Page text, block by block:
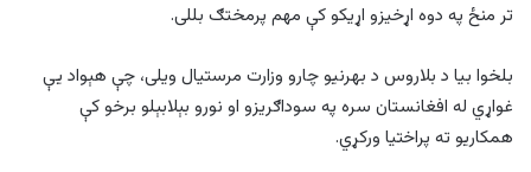
تر منځ په دوه اړخیزو اړیکو کې مهم پرمختګ بللی.
بلخوا بیا د بلاروس د بهرنیو چارو وزارت مرستیال ویلی، چې هېواد یې
غواړي له افغانستان سره په سوداګریزو او نورو بېلابېلو برخو کې
همکاریو ته پراختیا ورکړي.